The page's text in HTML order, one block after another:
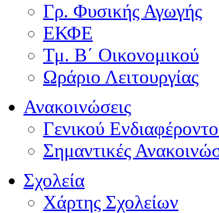
Γρ. Φυσικής Αγωγής
ΕΚΦΕ
Τμ. Β΄ Οικονομικού
Ωράριο Λειτουργίας
Ανακοινώσεις
Γενικού
Σημαντικές
Σχολεία
Χάρτης Σχολείων